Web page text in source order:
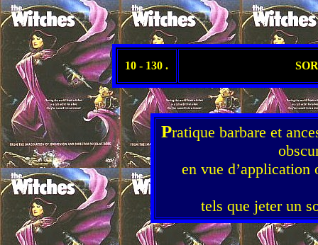
10 - 130 .
Pratique barbare et
en vue d’application
tels que jeter un